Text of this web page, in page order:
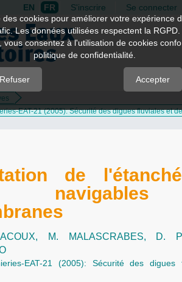
EN FR S'inscrire Se connecter
EAT-21 (2005): Sécurité des digues fluviales et
de
M. MALASCRABES, D.
EAT-21 (2005): Sécurité des
des cookies pour améliorer votre expérience
Les données utilisées respectent la
vous consentez à l'utilisation de cookies
politique de confidentialité.
Refuser Accepter